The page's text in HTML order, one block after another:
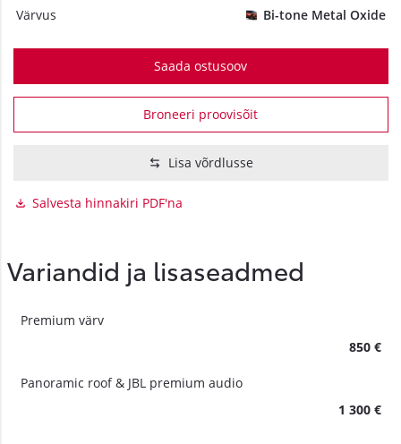
Värvus
Bi-tone Metal Oxide
Saada ostusoov
Broneeri proovisõit
Lisa võrdlusse
Salvesta hinnakiri PDF'na
Variandid ja lisaseadmed
Premium värv
850 €
Panoramic roof & JBL premium audio
1 300 €